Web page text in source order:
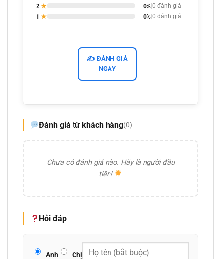
2 ★ 0% 0 đánh giá
1 ★ 0% 0 đánh giá
✍️ ĐÁNH GIÁ
NGAY
Đánh giá từ khách hàng(0)
Chưa có đánh giá nào. Hãy là người đầu
tiên!
Hỏi đáp
Anh Chị